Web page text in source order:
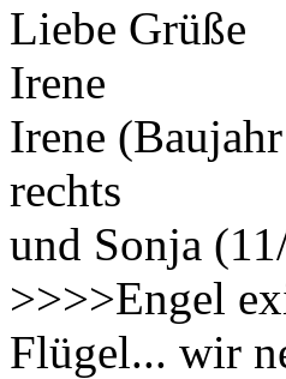
Liebe Grüße
Irene
Irene
rechts
und Sonja
>>>>Engel
Flügel... wir